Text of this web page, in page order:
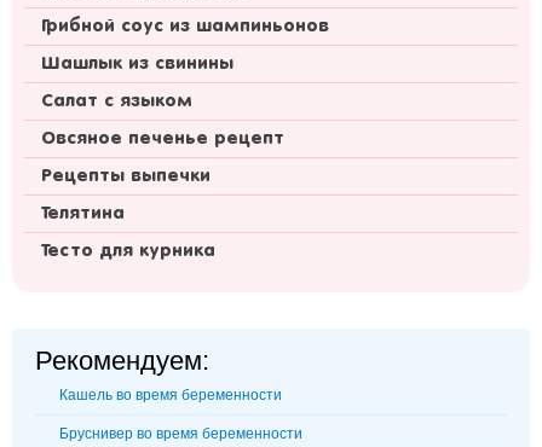
Грибной соус из шампиньонов
Шашлык из свинины
Салат с языком
Овсяное печенье рецепт
Рецепты выпечки
Телятина
Тесто для курника
Рекомендуем:
Кашель во время беременности
Бруснивер во время беременности